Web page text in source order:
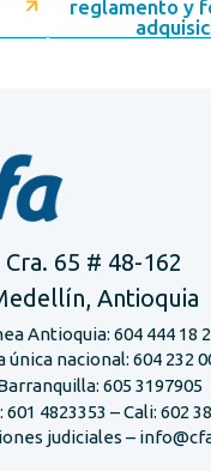
reglamento y
Cra. 65 # 48-162
Antioquia
Antioquia: 604 444 18
única nacional: 604 232
605 3197905
4823353 – Cali: 602
judiciales –